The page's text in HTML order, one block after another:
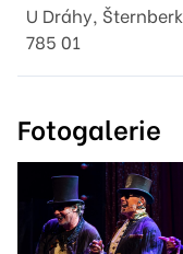
U Dráhy, Šternberk
785 01
Fotogalerie